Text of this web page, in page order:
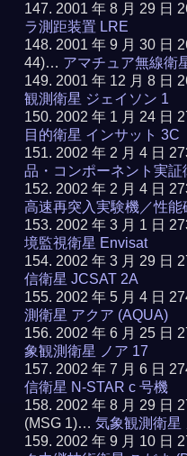
2001 年 8 月 29 日
ラ測距装置 LRE
2001 年 9 月 30 日
44)… アマチュア無線衛
2001 年 12 月 8 日
観測衛星 ジェイソン 1
2002 年 1 月 24 日
目的衛星 インサット 3C
2002 年 2 月 4 日
品・コンポーネント実
2002 年 2 月 4 日
高速再突入実験機／性
2002 年 3 月 1 日
境監視衛星 Envisat
2002 年 3 月 29 日
信衛星 JCSAT 2A
2002 年 5 月 4 日
測衛星 アクア (AQUA)
2002 年 6 月 25 日
象観測衛星 ノア 17
2002 年 7 月 6 日
信衛星 N-STAR c 号機
2002 年 8 月 29 日
(MSG 1)…気象観測衛星
2002 年 9 月 10 日